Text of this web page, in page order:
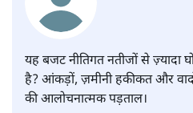
यह बजट नीतिगत नतीजों से ज़्यादा
है? आंकड़ों, ज़मीनी हकीकत और
की आलोचनात्मक पड़ताल।